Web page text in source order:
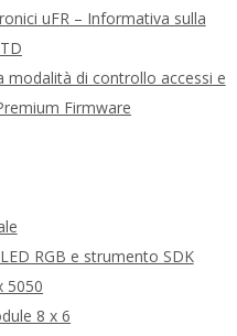
uFR – Informativa sulla
modalità di controllo accessi e
Firmware
RGB e strumento SDK
5050
8 x 6